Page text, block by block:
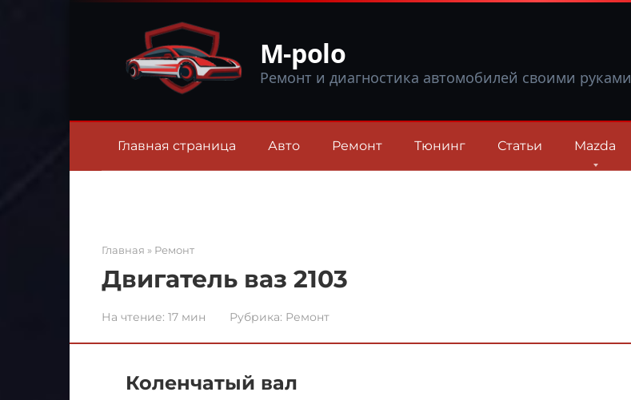
M-polo
Ремонт и диагностика автомобилей своими руками
Главная страница Авто Ремонт Тюнинг Статьи Mazda
Главная » Ремонт
Двигатель ваз 2103
На чтение: 17 мин Рубрика: Ремонт
Коленчатый вал